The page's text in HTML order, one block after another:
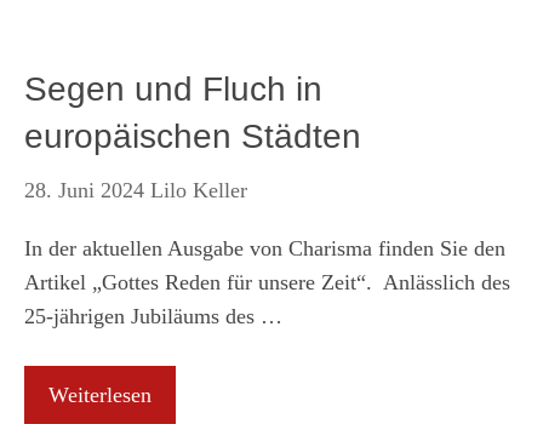
Segen und Fluch in
europäischen Städten
28. Juni 2024 Lilo Keller
In der aktuellen Ausgabe von Charisma finden Sie den
Artikel „Gottes Reden für unsere Zeit“. Anlässlich des
25-jährigen Jubiläums des …
Weiterlesen